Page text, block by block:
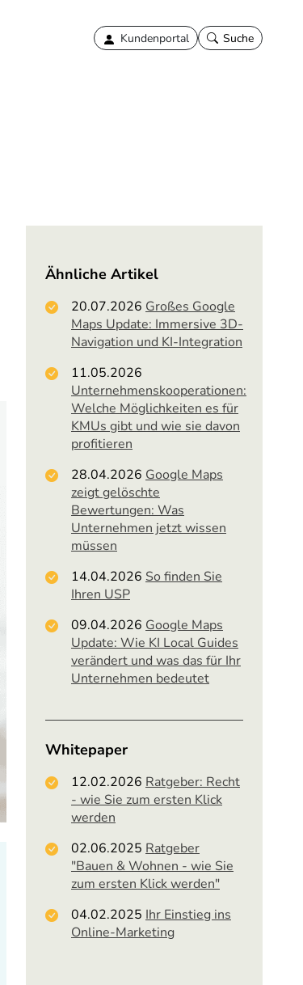
Kundenportal Suche
Ähnliche Artikel
20.07.2026 Großes Google
Maps Update: Immersive 3D-
Navigation und KI-Integration
11.05.2026
Unternehmenskooperationen:
Welche Möglichkeiten es für
KMUs gibt und wie sie davon
profitieren
28.04.2026 Google Maps
zeigt gelöschte
Bewertungen: Was
Unternehmen jetzt wissen
müssen
14.04.2026 So finden Sie
Ihren USP
09.04.2026 Google Maps
Update: Wie KI Local Guides
verändert und was das für Ihr
Unternehmen bedeutet
Whitepaper
12.02.2026 Ratgeber: Recht
- wie Sie zum ersten Klick
werden
02.06.2025 Ratgeber
"Bauen & Wohnen - wie Sie
zum ersten Klick werden"
04.02.2025 Ihr Einstieg ins
Online-Marketing